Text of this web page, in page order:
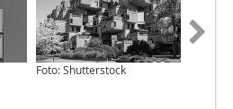
Foto: Shutterstock